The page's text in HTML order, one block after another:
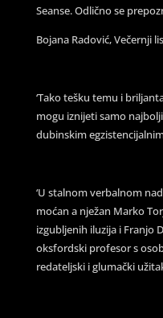
Seanse. Odlično se
Bojana Radović, Večernji
‘Tako tešku temu i
mogu iznijeti samo
dubinskim
‘U stalnom verbalnom
moćan a nježan Marko
izgubljenih iluzija i Franjo
oksfordski profesor s
redateljski i glumački